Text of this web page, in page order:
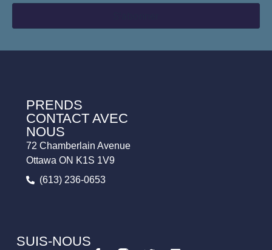
PRENDS
CONTACT AVEC
NOUS
72 Chamberlain Avenue
Ottawa ON K1S 1V9
(613) 236-0653
SUIS-NOUS